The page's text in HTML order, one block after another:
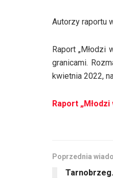
Autorzy raportu
Raport „Młodzi
granicami.
kwietnia 2022,
Raport
Poprzednia